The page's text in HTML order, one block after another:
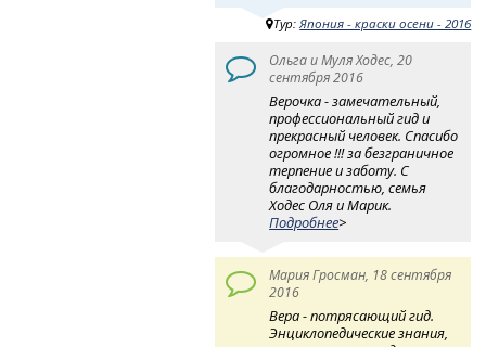
Тур:Япония - краски осени - 2016
Ольга и Муля Ходес, 20
сентября 2016
Верочка - замечательный,
профессиональный гид и
прекрасный человек. Спасибо
огромное !!! за безграничное
терпение и заботу. С
благодарностью, семья
Ходес Оля и Марик.
Подробнее>
Мария Гросман, 18 сентября
2016
Вера - потрясающий гид.
Энциклопедические знания,